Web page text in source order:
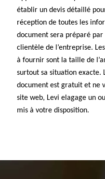
établir un devis détaillé
réception de toutes les
document sera préparé par
clientèle de l’entreprise.
à fournir sont la taille de
surtout sa situation exacte.
document est gratuit et ne
site web, Levi elagage un
mis à votre disposition.